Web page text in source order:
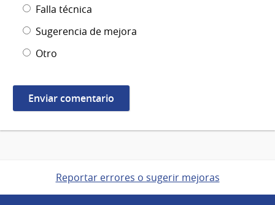
Falla técnica
Sugerencia de mejora
Otro
Reportar errores o sugerir mejoras